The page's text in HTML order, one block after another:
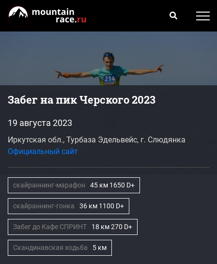
Забег на пик Черского 2023
19 августа 2023
Иркутская обл., Турбаза Эдельвейс, г. Слюдянка
Официальный сайт
скайраннинг-марафон 45 км 1650 D+
скайраннинг-гонка 36 км 1100 D+
Забег до Кафе СПРИНТ 18 км 270 D+
Скандинавская ходьба 5 км